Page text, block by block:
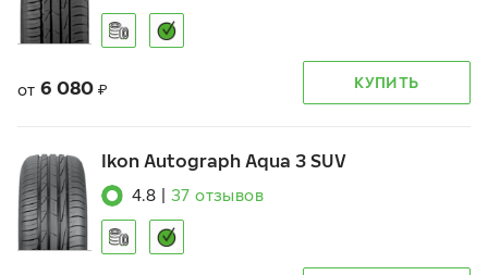
от 6 080 ₽ КУПИТЬ
Ikon Autograph Aqua 3 SUV
4.8 37 отзывов